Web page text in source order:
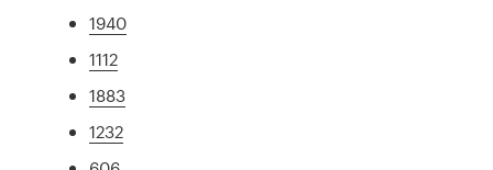
1940
1112
1883
1232